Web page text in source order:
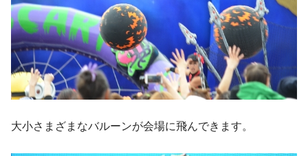
大小さまざまなバルーンが会場に飛んできます。